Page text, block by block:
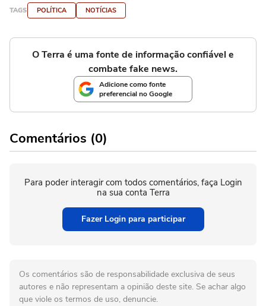
TAGS POLÍTICA NOTÍCIAS
O Terra é uma fonte de informação confiável e
combate fake news.
Adicione como fonte
preferencial no Google
Comentários (0)
Para poder interagir com todos comentários, faça Login
na sua conta Terra
Fazer Login para participar
Os comentários são de responsabilidade exclusiva de seus
autores e não representam a opinião deste site. Se achar algo
que viole os termos de uso, denuncie.